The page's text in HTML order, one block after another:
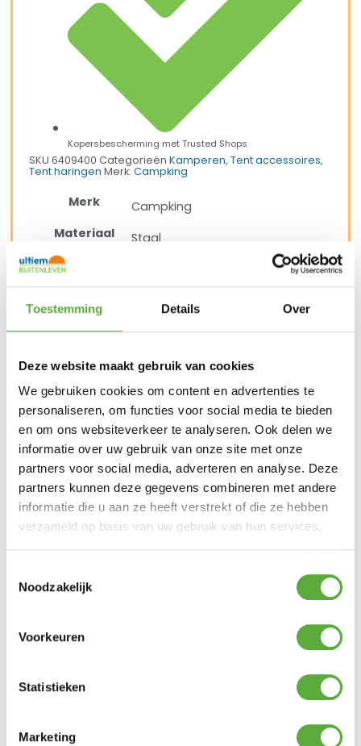
Toestemming Details Over
Deze website maakt gebruik van cookies
We gebruiken cookies om content en advertenties te
personaliseren, om functies voor social media te bieden
en om ons websiteverkeer te analyseren. Ook delen we
informatie over uw gebruik van onze site met onze
partners voor social media, adverteren en analyse. Deze
partners kunnen deze gegevens combineren met andere
informatie die u aan ze heeft verstrekt of die ze hebben
verzameld op basis van uw gebruik van hun services.
Noodzakelijk
Voorkeuren
Statistieken
Marketing
Kopersbescherming met Trusted Shops
SKU6409400Categorieën Kamperen,Tent accessoires,
Tent haringen Merk:Campking
Merk
Campking
Materiaal
Staal
Lengte
0,27 kg
SKU
6409400